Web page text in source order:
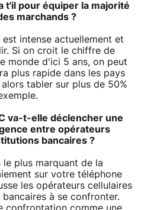
t'il pour équiper la majorité
marchands ?
intense actuellement et
Si on croit le chiffre de
monde d'ici 5 ans, on peut
plus rapide dans les pays
tabler sur plus de 50%
va-t-elle déclencher une
entre opérateurs
bancaires ?
plus marquant de la
sur votre téléphone
les opérateurs cellulaires
à se confronter.
confrontation comme une